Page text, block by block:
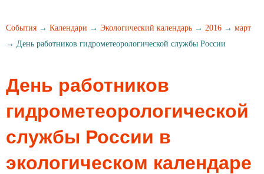
События → Календари → Экологический календарь → 2016 → март
→ День работников гидрометеорологической службы России
День работников
гидрометеорологической
службы России в
экологическом календаре